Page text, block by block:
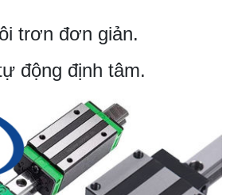
trơn đơn giản.
động định tâm.